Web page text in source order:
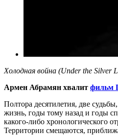
Холодная война (Under the Silver
Армен Абрамян хвалит фильм
Полтора десятилетия, две
жизнь, годы тому назад и годы
какого-либо хронологического
Территории смещаются,